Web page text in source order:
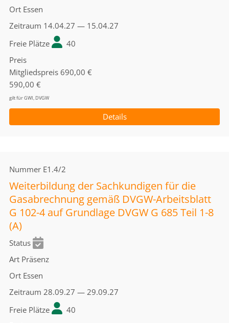
Ort Essen
Zeitraum 14.04.27 — 15.04.27
Freie Plätze
40
Preis
Mitgliedspreis 690,00 €
590,00 €
gilt für GWI, DVGW
Details
Nummer E1.4/2
Weiterbildung der Sachkundigen für die
Gasabrechnung gemäß DVGW-Arbeitsblatt
G 102-4 auf Grundlage DVGW G 685 Teil 1-8
(A)
Status
Art Präsenz
Ort Essen
Zeitraum 28.09.27 — 29.09.27
Freie Plätze
40